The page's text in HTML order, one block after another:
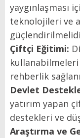
yaygınlaşması
teknolojileri ve
Çiftçi Eğitimi:
rehberlik
Devlet
yatırım yapan
destekleri ve
Araştırma ve